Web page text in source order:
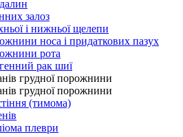
залоз
і нижньої щелепи
носа і придаткових пазух
рота
рак шиї
грудної порожнини
грудної порожнини
(тимома)
плеври